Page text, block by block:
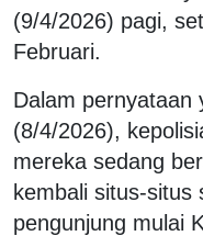
(9/4/2026) pagi,
Februari.
Dalam pernyataan
(8/4/2026),
mereka sedang
kembali situs-situs
pengunjung mulai